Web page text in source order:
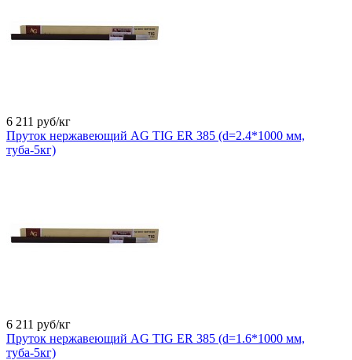
6 211 руб/кг
Пруток нержавеющий AG TIG ER 385 (d=2.4*1000 мм,
туба-5кг)
6 211 руб/кг
Пруток нержавеющий AG TIG ER 385 (d=1.6*1000 мм,
туба-5кг)